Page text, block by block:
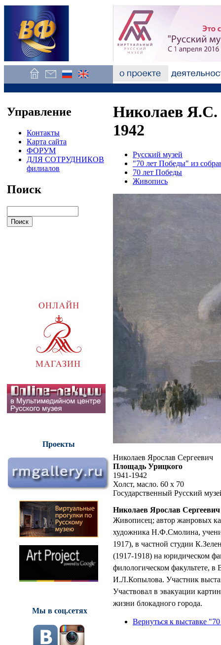
Управление
Контакты
Карта сайта
ФОРУМ
ДЛЯ СОТРУДНИКОВ
филиалов
Поиск
Проекты
Мы в соц.сетях
Николаев Я.С.
1942
Русский музей
"70 лет Победы" из
70 лет Победы
Живопись
Николаев Ярослав Сергеевич
Площадь Урицкого
1941-1942
Холст, масло. 60 х 70
Государственный Русский
Николаев Ярослав Сергеевич
Живописец; автор жанровых
художника Н.Ф.Смолина,
1917), в частной студии
(1917-1918) на юридическом
филологическом факультете,
И.Л.Копылова. Участник
Участвовал в эвакуации
жизни блокадного города.
Вернуться к выставке